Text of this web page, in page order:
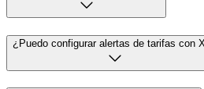
¿Puedo configurar alertas de tarifas con